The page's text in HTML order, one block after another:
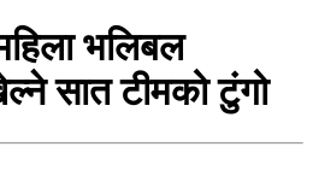
भलिबल
सात टीमको टुंगो